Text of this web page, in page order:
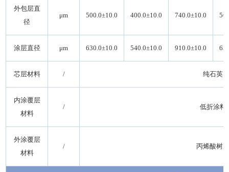
外包层直
径
μm 500.0±10.0 400.0±10.0 740.0±10.0
涂层直径 μm 630.0±10.0 540.0±10.0 910.0±10.0
芯层材料 / 纯石英
内涂覆层
材料
/ 低折涂料
外涂覆层
材料
/ 丙烯酸树